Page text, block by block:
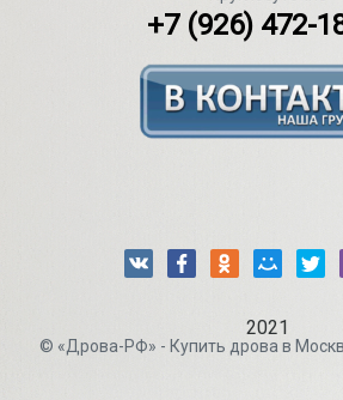
+7 (926) 472-
2021
© «Дрова-РФ» - Купить дрова в